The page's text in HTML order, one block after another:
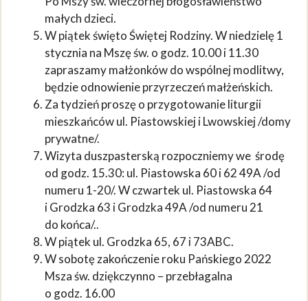
małych dzieci.
W piątek święto Świętej Rodziny. W niedzielę 1
stycznia na Mszę św. o godz. 10.00 i 11.30
zapraszamy małżonków do wspólnej modlitwy,
będzie odnowienie przyrzeczeń małżeńskich.
Za tydzień proszę o przygotowanie liturgii
mieszkańców ul. Piastowskiej i Lwowskiej /domy
prywatne/.
Wizyta duszpasterską rozpoczniemy we środę
od godz. 15.30: ul. Piastowska 60 i 62 49A /od
numeru 1-20/. W czwartek ul. Piastowska 64
i Grodzka 63 i Grodzka 49A /od numeru 21
do końca/..
W piątek ul. Grodzka 65, 67 i 73ABC.
W sobotę zakończenie roku Pańskiego 2022
Msza św. dziękczynno – przebłagalna
o godz. 16.00